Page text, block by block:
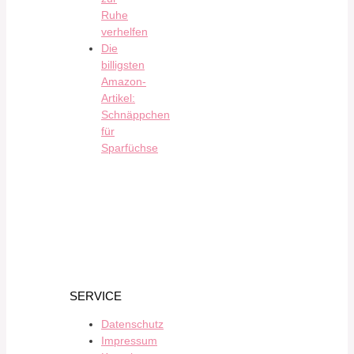
Ruhe
verhelfen
Die
billigsten
Amazon-
Artikel:
Schnäppchen
für
Sparfüchse
SERVICE
Datenschutz
Impressum